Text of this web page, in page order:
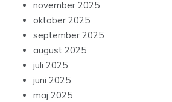
november 2025
oktober 2025
september 2025
august 2025
juli 2025
juni 2025
maj 2025